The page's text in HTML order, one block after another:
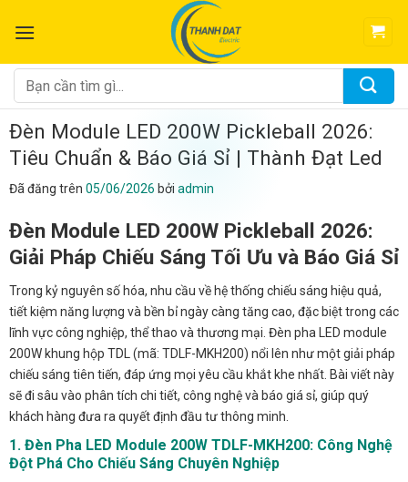
đến
dung
Tìm
kiếm:
Đèn Module LED 200W Pickleball 2026:
Tiêu Chuẩn & Báo Giá Sỉ | Thành Đạt Led
Đã đăng trên 05/06/2026 bởi admin
Đèn Module LED 200W Pickleball 2026:
Giải Pháp Chiếu Sáng Tối Ưu và Báo Giá Sỉ
Trong kỷ nguyên số hóa, nhu cầu về hệ thống chiếu sáng hiệu quả,
tiết kiệm năng lượng và bền bỉ ngày càng tăng cao, đặc biệt trong các
lĩnh vực công nghiệp, thể thao và thương mại. Đèn pha LED module
200W khung hộp TDL (mã: TDLF-MKH200) nổi lên như một giải pháp
chiếu sáng tiên tiến, đáp ứng mọi yêu cầu khắt khe nhất. Bài viết này
sẽ đi sâu vào phân tích chi tiết, công nghệ và báo giá sỉ, giúp quý
khách hàng đưa ra quyết định đầu tư thông minh.
1. Đèn Pha LED Module 200W TDLF-MKH200: Công Nghệ
Đột Phá Cho Chiếu Sáng Chuyên Nghiệp